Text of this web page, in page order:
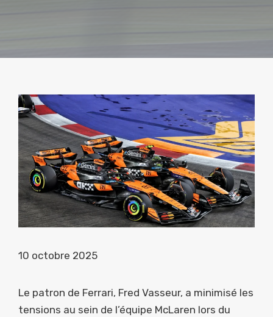
10 octobre 2025
Le patron de Ferrari, Fred Vasseur, a minimisé les
tensions au sein de l’équipe McLaren lors du